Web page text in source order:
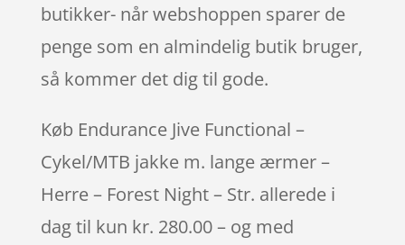
butikker- når webshoppen sparer de
penge som en almindelig butik bruger,
så kommer det dig til gode.
Køb Endurance Jive Functional –
Cykel/MTB jakke m. lange ærmer –
Herre – Forest Night – Str. allerede i
dag til kun kr. 280.00 – og med